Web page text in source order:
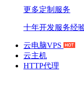
更多定制服务
十年开发服务经
云电脑VPS
云主机
HTTP代理